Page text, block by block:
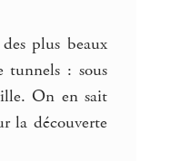
plus beaux
tunnels : sous
On en sait
la découverte